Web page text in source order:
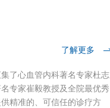
了解更多
了心血管内科著名专家杜志
专家崔毅教授及全院最优秀
精准的、可信任的诊疗方